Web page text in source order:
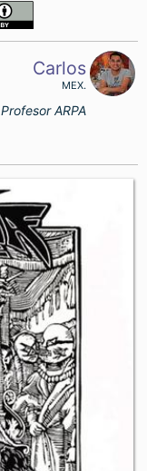
Carlos
MEX.
Profesor ARPA